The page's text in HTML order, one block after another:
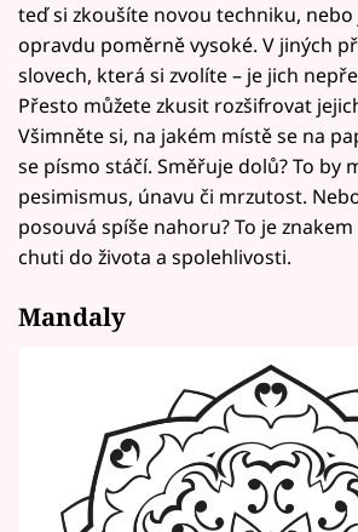
teď si zkoušíte novou techniku, nebo
opravdu poměrně vysoké. V jiných
slovech, která si zvolíte – je jich
Přesto můžete zkusit rozšifrovat
Všimněte si, na jakém místě se na
se písmo stáčí. Směřuje dolů? To by
pesimismus, únavu či mrzutost.
posouvá spíše nahoru? To je
chuti do života a spolehlivosti.
Mandaly